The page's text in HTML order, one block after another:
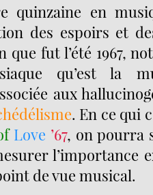
quinzaine en
des espoirs et
que fut l’été 1967,
qu’est la
aux
. En ce qui
Love ’67, on pourra
l’importance
de vue musical.